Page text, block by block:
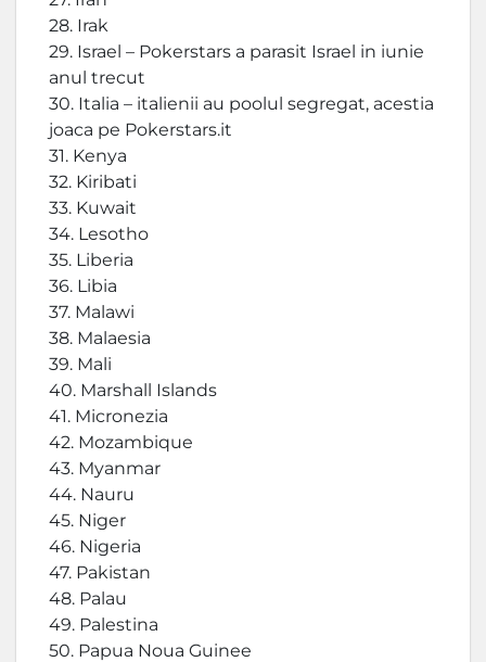
28. Irak
29. Israel – Pokerstars a parasit Israel in iunie
anul trecut
30. Italia – italienii au poolul segregat, acestia
joaca pe Pokerstars.it
31. Kenya
32. Kiribati
33. Kuwait
34. Lesotho
35. Liberia
36. Libia
37. Malawi
38. Malaesia
39. Mali
40. Marshall Islands
41. Micronezia
42. Mozambique
43. Myanmar
44. Nauru
45. Niger
46. Nigeria
47. Pakistan
48. Palau
49. Palestina
50. Papua Noua Guinee